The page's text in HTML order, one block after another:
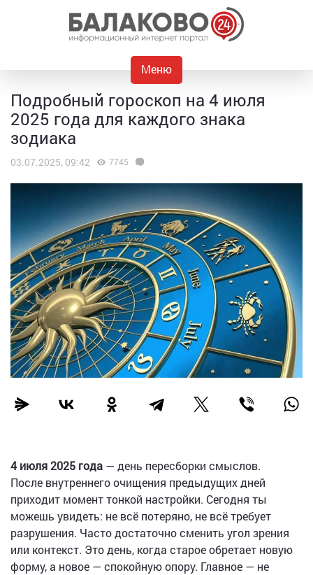
Меню
Подробный гороскоп на 4 июля
2025 года для каждого знака
зодиака
03.07.2025, 09:42 7745
4 июля 2025 года — день пересборки смыслов.
После внутреннего очищения предыдущих дней
приходит момент тонкой настройки. Сегодня ты
можешь увидеть: не всё потеряно, не всё требует
разрушения. Часто достаточно сменить угол зрения
или контекст. Это день, когда старое обретает новую
форму, а новое — спокойную опору. Главное — не